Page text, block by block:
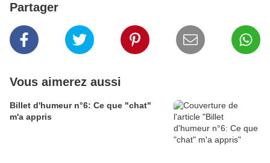
Partager
Vous aimerez aussi
Billet d'humeur n°6: Ce que "chat"
m'a appris